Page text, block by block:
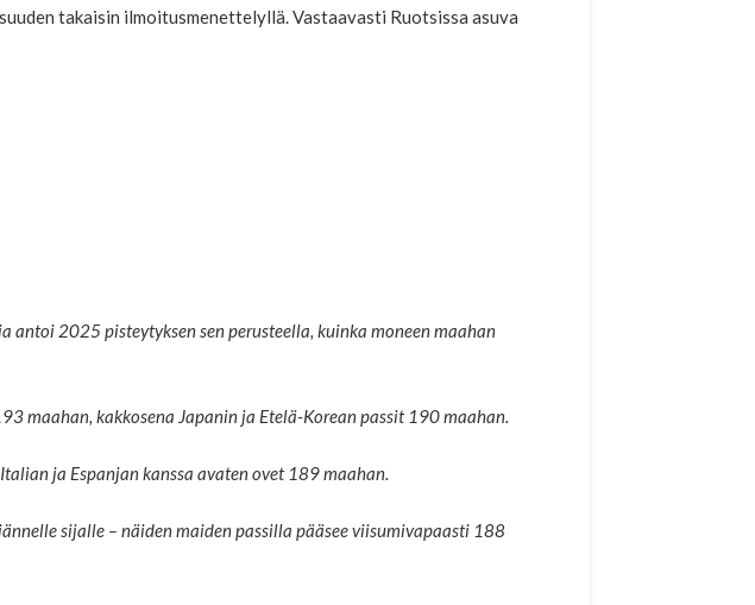
takaisin ilmoitusmenettelyllä. Vastaavasti Ruotsissa asuva
2025 pisteytyksen sen perusteella, kuinka moneen maahan
maahan, kakkosena Japanin ja Etelä-Korean passit 190 maahan.
ja Espanjan kanssa avaten ovet 189 maahan.
sijalle – näiden maiden passilla pääsee viisumivapaasti 188